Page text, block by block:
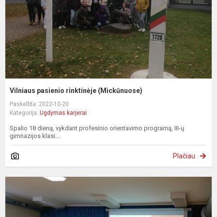
Vilniaus pasienio rinktinėje (Mickūnuose)
Paskelbta: 2022-10-20
Kategorija: Ugdymas karjerai
Spalio 18 dieną, vykdant profesinio orientavimo programą, III-ų
gimnazijos klasi...
Plačiau